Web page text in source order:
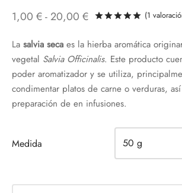
Valorado
(1
1,00 €-20,00 €Rango
precios:
desde
1,00 €
hasta
La salvia seca es la hierba aromática
vegetal Salvia Officinalis. Este producto
poder aromatizador y se utiliza,
condimentar platos de carne o verduras,
preparación de en infusiones.
Medida